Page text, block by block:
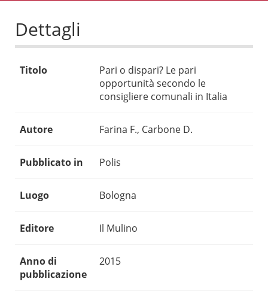
Dettagli
Titolo
Pari o dispari? Le pari
opportunità secondo le
consigliere comunali in Italia
Autore Farina F., Carbone D.
Pubblicato in Polis
Luogo Bologna
Editore Il Mulino
Anno di
pubblicazione
2015